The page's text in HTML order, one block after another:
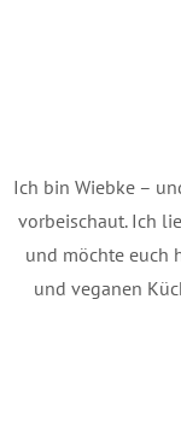
Ich bin Wiebke –
vorbeischaut. Ich
und möchte euch
und veganen